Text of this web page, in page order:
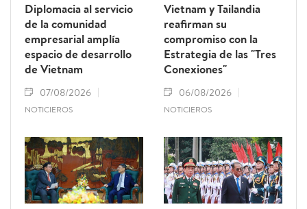
Diplomacia al servicio
de la comunidad
empresarial amplía
espacio de desarrollo
de Vietnam
07/08/2026
NOTICIEROS
Vietnam y Tailandia
reafirman su
compromiso con la
Estrategia de las "Tres
Conexiones"
06/08/2026
NOTICIEROS